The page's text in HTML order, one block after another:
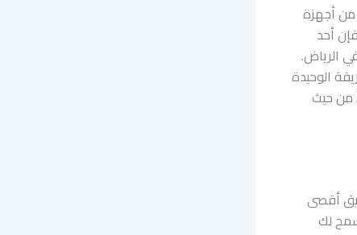
من أجهزة
أحد
الرياض.
الوحيدة
من حيث
أقصى
لك